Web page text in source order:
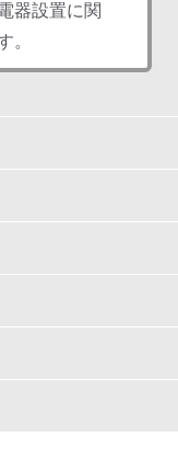
器設置に関
。